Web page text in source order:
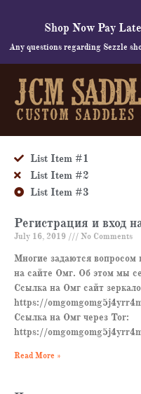
content
Shop Now Pay
Any questions regarding Sezzle
List Item #1
List Item #2
List Item #3
Регистрация и вход
July 16, 2019 No Comments
Многие задаются вопросом
на сайте Омг. Об этом мы
Ссылка на Омг сайт
https://
Ссылка на Омг через Tor:
https://
Read More »